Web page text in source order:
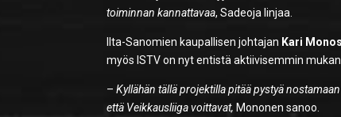
toiminnan kannattavaa, Sadeoja linjaa.
Ilta-Sanomien kaupallisen johtajan Kari
myös ISTV on nyt entistä aktiivisemmin
–Kyllähän tällä projektilla pitää pystyä
että Veikkausliiga voittavat, Mononen sanoo.